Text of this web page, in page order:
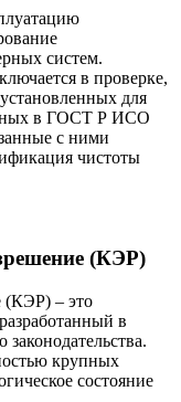
систем.
в проверке,
для
в ГОСТ Р ИСО
с ними
чистоты
(КЭР)
(КЭР) – это
в
крупных
состояние